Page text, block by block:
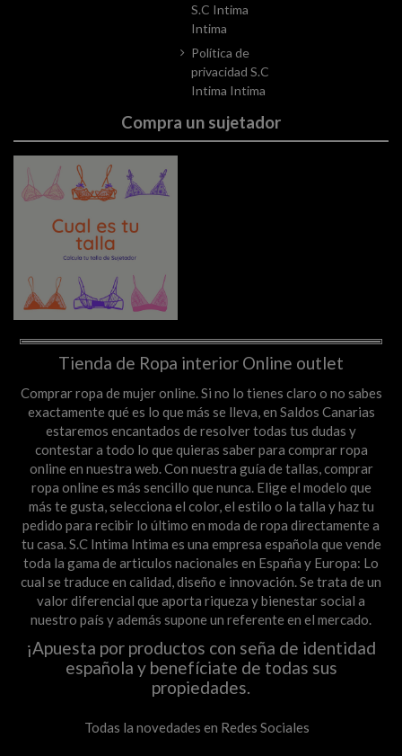
S.C Intima
Intima
Política de
privacidad S.C
Intima Intima
Compra un sujetador
Tienda de Ropa interior Online outlet
Comprar ropa de mujer online. Si no lo tienes claro o no sabes
exactamente qué es lo que más se lleva, en Saldos Canarias
estaremos encantados de resolver todas tus dudas y
contestar a todo lo que quieras saber para comprar ropa
online en nuestra web. Con nuestra guía de tallas, comprar
ropa online es más sencillo que nunca. Elige el modelo que
más te gusta, selecciona el color, el estilo o la talla y haz tu
pedido para recibir lo último en moda de ropa directamente a
tu casa. S.C Intima Intima es una empresa española que vende
toda la gama de articulos nacionales en España y Europa: Lo
cual se traduce en calidad, diseño e innovación. Se trata de un
valor diferencial que aporta riqueza y bienestar social a
nuestro país y además supone un referente en el mercado.
¡Apuesta por productos con seña de identidad
española y benefíciate de todas sus
propiedades.
Todas la novedades en Redes Sociales